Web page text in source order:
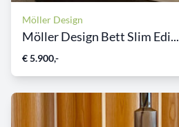
Möller Design
Möller Design Bett Slim Edi...
€ 5.900,-